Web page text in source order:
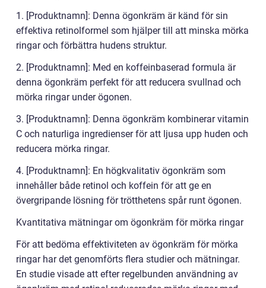
1. [Produktnamn]: Denna ögonkräm är känd för sin
effektiva retinolformel som hjälper till att minska mörka
ringar och förbättra hudens struktur.
2. [Produktnamn]: Med en koffeinbaserad formula är
denna ögonkräm perfekt för att reducera svullnad och
mörka ringar under ögonen.
3. [Produktnamn]: Denna ögonkräm kombinerar vitamin
C och naturliga ingredienser för att ljusa upp huden och
reducera mörka ringar.
4. [Produktnamn]: En högkvalitativ ögonkräm som
innehåller både retinol och koffein för att ge en
övergripande lösning för trötthetens spår runt ögonen.
Kvantitativa mätningar om ögonkräm för mörka ringar
För att bedöma effektiviteten av ögonkräm för mörka
ringar har det genomförts flera studier och mätningar.
En studie visade att efter regelbunden användning av